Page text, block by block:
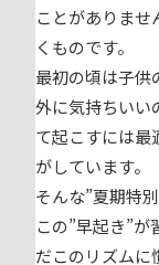
ことがありませ
くものです。
最初の頃は子供
外に気持ちいい
て起こすには最
がしています。
そんな”夏期特
この”早起き”
だこのリズムに